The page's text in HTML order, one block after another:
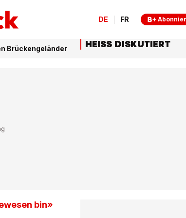
DE FR
Brückengeländer
bin»
HEISS DISKUTIERT